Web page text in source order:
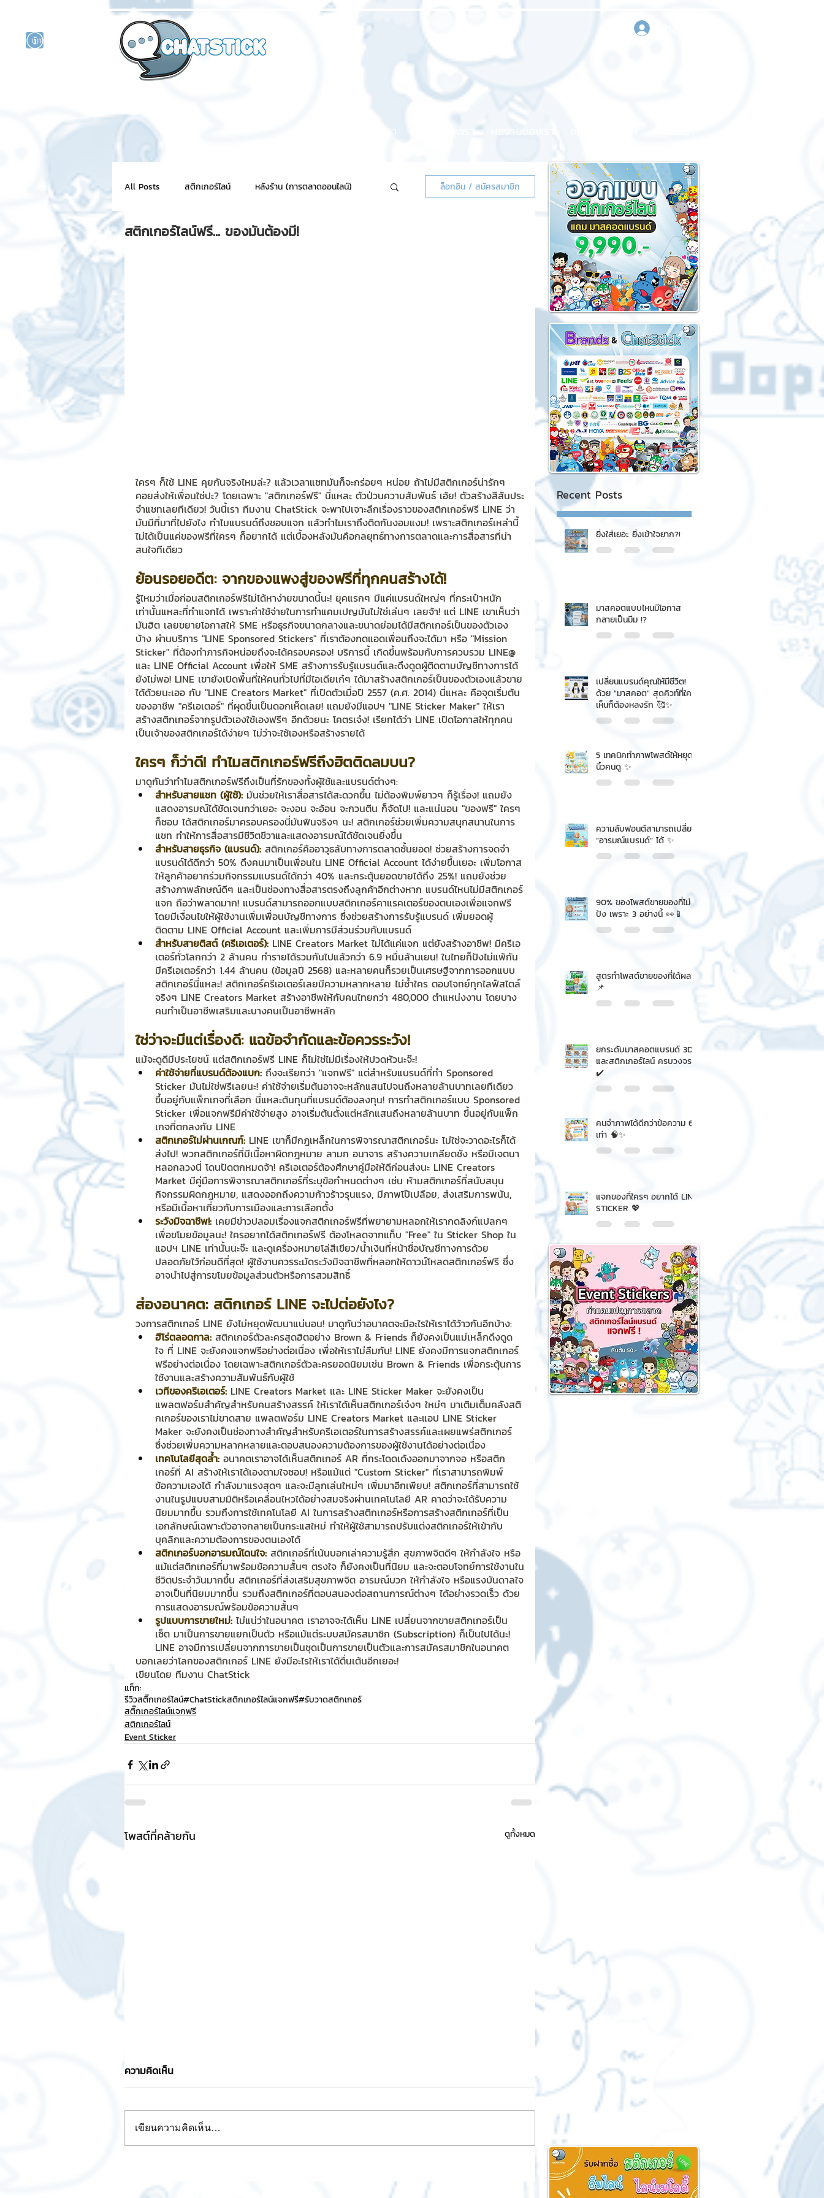
นักแสดงศิลปิน
ผลงานของเรา
All Posts สติกเกอร์ไลน์ หลังร้าน (การตลาดออนไลน์)
NFT for BRAND สติ๊กเกอร์ไลน์แจกฟรี
เทคนิคสาระ IT NFT และ Cryptocurrency
รีวิวเกมส์จาก ChatStick ChatStick NFT Collection
Chat Bot เวบไซต์ รวมบริการ Event Sticker
Sponsored Sticker มาสคอต สติกเกอร์ไลน์ 3D
มาสคอต 3D
ล็อกอิน / สมัครสมาชิก
สติกเกอร์ไลน์ฟรี... ของมันต้องมี!
ใครๆ ก็ใช้ LINE คุยกันจริงไหมล่ะ? แล้วเวลาแชทมันก็จะกร่อยๆ หน่อย ถ้าไม่มีสติกเกอร์น่ารักๆ
คอยส่งให้เพื่อนใช่ปะ? โดยเฉพาะ "สติกเกอร์ฟรี" นี่แหละ ตัวป่วนความสัมพันธ์ เอ้ย! ตัวสร้างสีสันประ
จำแชทเลยทีเดียว! วันนี้เรา ทีมงาน ChatStick จะพาไปเจาะลึกเรื่องราวของสติกเกอร์ฟรี LINE ว่า
มันมีที่มาที่ไปยังไง ทำไมแบรนด์ถึงชอบแจก แล้วทำไมเราถึงติดกันงอมแงม! เพราะสติกเกอร์เหล่านี้
ไม่ได้เป็นแค่ของฟรีที่ใครๆ ก็อยากได้ แต่เบื้องหลังมันคือกลยุทธ์ทางการตลาดและการสื่อสารที่น่า
สนใจทีเดียว
ย้อนรอยอดีต: จากของแพงสู่ของฟรีที่ทุกคนสร้างได้!
รู้ไหมว่าเมื่อก่อนสติกเกอร์ฟรีไม่ได้หาง่ายขนาดนี้นะ! ยุคแรกๆ มีแค่แบรนด์ใหญ่ๆ ที่กระเป๋าหนัก
เท่านั้นแหละที่ทำแจกได้ เพราะค่าใช้จ่ายในการทำแคมเปญมันไม่ใช่เล่นๆ เลยจ้า! แต่ LINE เขาเห็นว่า
มันฮิต เลยขยายโอกาสให้ SME หรือธุรกิจขนาดกลางและขนาดย่อมได้มีสติกเกอร์เป็นของตัวเอง
บ้าง ผ่านบริการ "LINE Sponsored Stickers" ที่เราต้องกดแอดเพื่อนถึงจะได้มา หรือ "Mission
Sticker" ที่ต้องทำภารกิจหน่อยถึงจะได้ครอบครอง! บริการนี้ เกิดขึ้นพร้อมกับการควบรวม LINE@
และ LINE Official Account เพื่อให้ SME สร้างการรับรู้แบรนด์และดึงดูดผู้ติดตามบัญชีทางการได้
ยังไม่พอ! LINE เขายังเปิดพื้นที่ให้คนทั่วไปที่มีไอเดียเก๋ๆ ได้มาสร้างสติกเกอร์เป็นของตัวเองแล้วขาย
ได้ด้วยนะเออ กับ "LINE Creators Market" ที่เปิดตัวเมื่อปี 2557 (ค.ศ. 2014) นี่แหละ คือจุดเริ่มต้น
ของอาชีพ "ครีเอเตอร์" ที่ผุดขึ้นเป็นดอกเห็ดเลย! แถมยังมีแอปฯ "LINE Sticker Maker" ให้เรา
สร้างสติกเกอร์จากรูปตัวเองใช้เองฟรีๆ อีกด้วยนะ โคตรเจ๋ง! เรียกได้ว่า LINE เปิดโอกาสให้ทุกคน
เป็นเจ้าของสติกเกอร์ได้ง่ายๆ ไม่ว่าจะใช้เองหรือสร้างรายได้
ใครๆ ก็ว่าดี! ทำไมสติกเกอร์ฟรีถึงฮิตติดลมบน?
มาดูกันว่าทำไมสติกเกอร์ฟรีถึงเป็นที่รักของทั้งผู้ใช้และแบรนด์ต่างๆ:
สำหรับสายแชท (ผู้ใช้): มันช่วยให้เราสื่อสารได้สะดวกขึ้น ไม่ต้องพิมพ์ยาวๆ ก็รู้เรื่อง! แถมยัง
แสดงอารมณ์ได้ชัดเจนกว่าเยอะ จะงอน จะอ้อน จะกวนตีน ก็จัดไป! และแน่นอน "ของฟรี" ใครๆ
ก็ชอบ ได้สติกเกอร์มาครอบครองนี่มันฟินจริงๆ นะ! สติกเกอร์ช่วยเพิ่มความสนุกสนานในการ
แชท ทำให้การสื่อสารมีชีวิตชีวาและแสดงอารมณ์ได้ชัดเจนยิ่งขึ้น
สำหรับสายธุรกิจ (แบรนด์): สติกเกอร์คืออาวุธลับทางการตลาดชั้นยอด! ช่วยสร้างการจดจำ
แบรนด์ได้ดีกว่า 50% ดึงคนมาเป็นเพื่อนใน LINE Official Account ได้ง่ายขึ้นเยอะ เพิ่มโอกาส
ให้ลูกค้าอยากร่วมกิจกรรมแบรนด์ได้กว่า 40% และกระตุ้นยอดขายได้ถึง 25%! แถมยังช่วย
สร้างภาพลักษณ์ดีๆ และเป็นช่องทางสื่อสารตรงถึงลูกค้าอีกต่างหาก แบรนด์ไหนไม่มีสติกเกอร์
แจก ถือว่าพลาดมาก! แบรนด์สามารถออกแบบสติกเกอร์คาแรคเตอร์ของตนเองเพื่อแจกฟรี
โดยมีเงื่อนไขให้ผู้ใช้งานเพิ่มเพื่อนบัญชีทางการ ซึ่งช่วยสร้างการรับรู้แบรนด์ เพิ่มยอดผู้
ติดตาม LINE Official Account และเพิ่มการมีส่วนร่วมกับแบรนด์
สำหรับสายติสต์ (ครีเอเตอร์): LINE Creators Market ไม่ได้แค่แจก แต่ยังสร้างอาชีพ! มีครีเอ
เตอร์ทั่วโลกกว่า 2 ล้านคน ทำรายได้รวมกันไปแล้วกว่า 6.9 หมื่นล้านเยน! ในไทยก็ปังไม่แพ้กัน
มีครีเอเตอร์กว่า 1.44 ล้านคน (ข้อมูลปี 2568) และหลายคนก็รวยเป็นเศรษฐีจากการออกแบบ
สติกเกอร์นี่แหละ! สติกเกอร์ครีเอเตอร์เลยมีความหลากหลาย ไม่ซ้ำใคร ตอบโจทย์ทุกไลฟ์สไตล์
จริงๆ LINE Creators Market สร้างอาชีพให้กับคนไทยกว่า 480,000 ตำแหน่งงาน โดยบาง
คนทำเป็นอาชีพเสริมและบางคนเป็นอาชีพหลัก
ใช่ว่าจะมีแต่เรื่องดี: แฉข้อจำกัดและข้อควรระวัง!
แม้จะดูดีมีประโยชน์ แต่สติกเกอร์ฟรี LINE ก็ไม่ใช่ไม่มีเรื่องให้ปวดหัวนะจ๊ะ!
ค่าใช้จ่ายที่แบรนด์ต้องแบก: ถึงจะเรียกว่า "แจกฟรี" แต่สำหรับแบรนด์ที่ทำ Sponsored
Sticker มันไม่ใช่ฟรีเลยนะ! ค่าใช้จ่ายเริ่มต้นอาจจะหลักแสนไปจนถึงหลายล้านบาทเลยทีเดียว
ขึ้นอยู่กับแพ็กเกจที่เลือก นี่แหละต้นทุนที่แบรนด์ต้องลงทุน! การทำสติกเกอร์แบบ Sponsored
Sticker เพื่อแจกฟรีมีค่าใช้จ่ายสูง อาจเริ่มต้นตั้งแต่หลักแสนถึงหลายล้านบาท ขึ้นอยู่กับแพ็ก
เกจที่ตกลงกับ LINE
สติกเกอร์ไม่ผ่านเกณฑ์: LINE เขาก็มีกฎเหล็กในการพิจารณาสติกเกอร์นะ ไม่ใช่จะวาดอะไรก็ได้
ส่งไป! พวกสติกเกอร์ที่มีเนื้อหาผิดกฎหมาย ลามก อนาจาร สร้างความเกลียดชัง หรือมีเจตนา
หลอกลวงนี่ โดนปัดตกหมดจ้า! ครีเอเตอร์ต้องศึกษาคู่มือให้ดีก่อนส่งนะ LINE Creators
Market มีคู่มือการพิจารณาสติกเกอร์ที่ระบุข้อกำหนดต่างๆ เช่น ห้ามสติกเกอร์ที่สนับสนุน
กิจกรรมผิดกฎหมาย, แสดงออกถึงความก้าวร้าวรุนแรง, มีภาพโป๊เปลือย, ส่งเสริมการพนัน,
หรือมีเนื้อหาเกี่ยวกับการเมืองและการเลือกตั้ง
ระวังมิจฉาชีพ!: เคยมีข่าวปลอมเรื่องแจกสติกเกอร์ฟรีที่พยายามหลอกให้เรากดลิงก์แปลกๆ
เพื่อขโมยข้อมูลนะ! ใครอยากได้สติกเกอร์ฟรี ต้องโหลดจากแท็บ "Free" ใน Sticker Shop ใน
แอปฯ LINE เท่านั้นนะจ๊ะ และดูเครื่องหมายโล่สีเขียว/น้ำเงินที่หน้าชื่อบัญชีทางการด้วย
ปลอดภัยไว้ก่อนดีที่สุด! ผู้ใช้งานควรระมัดระวังมิจฉาชีพที่หลอกให้ดาวน์โหลดสติกเกอร์ฟรี ซึ่ง
อาจนำไปสู่การขโมยข้อมูลส่วนตัวหรือการสวมสิทธิ์
ส่องอนาคต: สติกเกอร์ LINE จะไปต่อยังไง?
วงการสติกเกอร์ LINE ยังไม่หยุดพัฒนาแน่นอน! มาดูกันว่าอนาคตจะมีอะไรให้เราได้ว้าวกันอีกบ้าง:
ฮีโร่ตลอดกาล: สติกเกอร์ตัวละครสุดฮิตอย่าง Brown & Friends ก็ยังคงเป็นแม่เหล็กดึงดูด
ใจ ที่ LINE จะยังคงแจกฟรีอย่างต่อเนื่อง เพื่อให้เราไม่ลืมกัน! LINE ยังคงมีการแจกสติกเกอร์
ฟรีอย่างต่อเนื่อง โดยเฉพาะสติกเกอร์ตัวละครยอดนิยมเช่น Brown & Friends เพื่อกระตุ้นการ
ใช้งานและสร้างความสัมพันธ์กับผู้ใช้
เวทีของครีเอเตอร์: LINE Creators Market และ LINE Sticker Maker จะยังคงเป็น
แพลตฟอร์มสำคัญสำหรับคนสร้างสรรค์ ให้เราได้เห็นสติกเกอร์เจ๋งๆ ใหม่ๆ มาเติมเต็มคลังสติ
กเกอร์ของเราไม่ขาดสาย แพลตฟอร์ม LINE Creators Market และแอป LINE Sticker
Maker จะยังคงเป็นช่องทางสำคัญสำหรับครีเอเตอร์ในการสร้างสรรค์และเผยแพร่สติกเกอร์
ซึ่งช่วยเพิ่มความหลากหลายและตอบสนองความต้องการของผู้ใช้งานได้อย่างต่อเนื่อง
เทคโนโลยีสุดล้ำ: อนาคตเราอาจได้เห็นสติกเกอร์ AR ที่กระโดดเด้งออกมาจากจอ หรือสติก
เกอร์ที่ AI สร้างให้เราได้เองตามใจชอบ! หรือแม้แต่ "Custom Sticker" ที่เราสามารถพิมพ์
ข้อความเองได้ กำลังมาแรงสุดๆ และจะมีลูกเล่นใหม่ๆ เพิ่มมาอีกเพียบ! สติกเกอร์ที่สามารถใช้
งานในรูปแบบสามมิติหรือเคลื่อนไหวได้อย่างสมจริงผ่านเทคโนโลยี AR คาดว่าจะได้รับความ
นิยมมากขึ้น รวมถึงการใช้เทคโนโลยี AI ในการสร้างสติกเกอร์หรือการสร้างสติกเกอร์ที่เป็น
เอกลักษณ์เฉพาะตัวอาจกลายเป็นกระแสใหม่ ทำให้ผู้ใช้สามารถปรับแต่งสติกเกอร์ให้เข้ากับ
บุคลิกและความต้องการของตนเองได้
สติกเกอร์บอกอารมณ์โดนใจ: สติกเกอร์ที่เน้นบอกเล่าความรู้สึก สุขภาพจิตดีๆ ให้กำลังใจ หรือ
แม้แต่สติกเกอร์ที่มาพร้อมข้อความสั้นๆ ตรงใจ ก็ยังคงเป็นที่นิยม และจะตอบโจทย์การใช้งานใน
ชีวิตประจำวันมากขึ้น สติกเกอร์ที่ส่งเสริมสุขภาพจิต อารมณ์บวก ให้กำลังใจ หรือแรงบันดาลใจ
อาจเป็นที่นิยมมากขึ้น รวมถึงสติกเกอร์ที่ตอบสนองต่อสถานการณ์ต่างๆ ได้อย่างรวดเร็ว ด้วย
การแสดงอารมณ์พร้อมข้อความสั้นๆ
รูปแบบการขายใหม่: ไม่แน่ว่าในอนาคต เราอาจจะได้เห็น LINE เปลี่ยนจากขายสติกเกอร์เป็น
เซ็ต มาเป็นการขายแยกเป็นตัว หรือแม้แต่ระบบสมัครสมาชิก (Subscription) ก็เป็นไปได้นะ!
LINE อาจมีการเปลี่ยนจากการขายเป็นชุดเป็นการขายเป็นตัวและการสมัครสมาชิกในอนาคต
บอกเลยว่าโลกของสติกเกอร์ LINE ยังมีอะไรให้เราได้ตื่นเต้นอีกเยอะ!
เขียนโดย ทีมงาน ChatStick
แท็ก:
รีวิวสติ๊กเกอร์ไลน์#ChatStickสติกเกอร์ไลน์แจกฟรี#รับวาดสติกเกอร์
สติ๊กเกอร์ไลน์แจกฟรี
สติกเกอร์ไลน์
Event Sticker
โพสต์ที่คล้ายกัน ดูทั้งหมด
กเกอร์ไลน์ ครบวงจร ✔️
ความคิดเห็น
เขียนความคิดเห็น…
Recent Posts
ยิ่งใส่เยอะ ยิ่งเข้าใจยาก?!
มาสคอตแบบไหนมีโอกาส
กลายเป็นมีม !?
เปลี่ยนแบรนด์คุณให้มีชีวิต!
ด้วย "มาสคอต" สุดคิวท์ที่ใคร
เห็นก็ต้องหลงรัก 🥰✨
5 เทคนิคทำภาพโพสต์ให้หยุด
นิ้วคนดู ✨
ความลับฟอนต์สามารถเปลี่ยน
“อารมณ์แบรนด์” ได้ ✨
90% ของโพสต์ขายของที่ไม่
ปัง เพราะ 3 อย่างนี้ 👀📱
สูตรทำโพสต์ขายของที่ได้ผล
📌
ยกระดับมาสคอตแบรนด์ 3D
และสติกเกอร์ไลน์ ครบวงจร
✔️
คนจำภาพได้ดีกว่าข้อความ 6
เท่า 🧠✨
แจกของที่ใครๆ อยากได้ LINE
STICKER 💖